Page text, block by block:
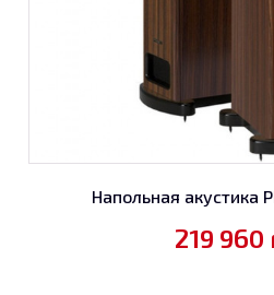
Напольная акустика
219 960